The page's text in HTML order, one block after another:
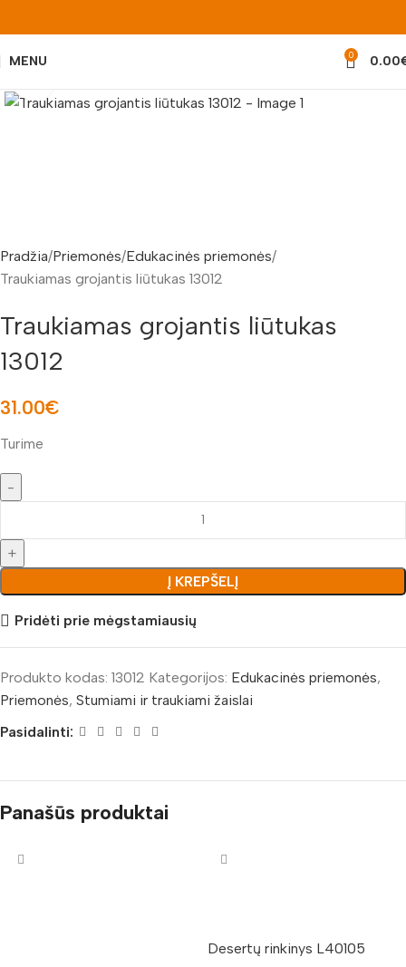
MENU 0 0.00
Pradžia Priemonės Edukacinės priemonės
Traukiamas grojantis liūtukas 13012
Traukiamas grojantis liūtukas
13012
31.00€
Turime
Į KREPŠELĮ
Pridėti prie mėgstamiausių
Produkto kodas: 13012 Kategorijos: Edukacinės priemonės,
Priemonės, Stumiami ir traukiami žaislai
Pasidalinti:
Panašūs produktai
Desertų rinkinys L40105